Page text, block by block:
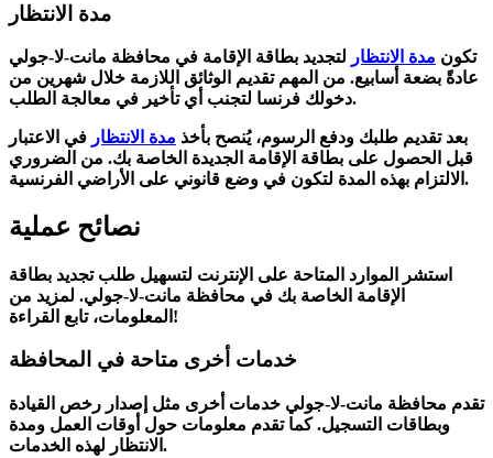
مدة الانتظار
تكون مدة الانتظار لتجديد بطاقة الإقامة في محافظة مانت-لا-جولي
عادةً بضعة أسابيع. من المهم تقديم الوثائق اللازمة خلال شهرين من
دخولك فرنسا لتجنب أي تأخير في معالجة الطلب .
بعد تقديم طلبك ودفع الرسوم، يُنصح بأخذ مدة الانتظار في الاعتبار
قبل الحصول على بطاقة الإقامة الجديدة الخاصة بك. من الضروري
الالتزام بهذه المدة لتكون في وضع قانوني على الأراضي الفرنسية.
نصائح عملية
استشر الموارد المتاحة على الإنترنت لتسهيل طلب تجديد بطاقة
الإقامة الخاصة بك في محافظة مانت-لا-جولي. لمزيد من
المعلومات، تابع القراءة!
خدمات أخرى متاحة في المحافظة
تقدم محافظة مانت-لا-جولي خدمات أخرى مثل إصدار رخص القيادة
وبطاقات التسجيل. كما تقدم معلومات حول أوقات العمل ومدة
الانتظار لهذه الخدمات.